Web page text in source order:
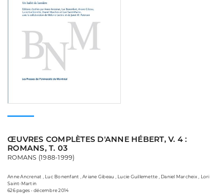
ŒUVRES COMPLÈTES D'ANNE HÉBERT, V. 4 :
ROMANS, T. 03
ROMANS (1988-1999)
Anne Ancrenat , Luc Bonenfant , Ariane Gibeau , Lucie Guillemette , Daniel Marcheix , Lori
Saint-Martin
626 pages • décembre 2014